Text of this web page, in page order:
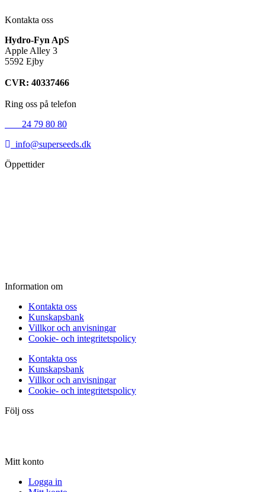
Kontakta oss
Hydro-Fyn ApS
Apple Alley 3
5592 Ejby
CVR: 40337466
Ring oss på telefon
24 79 80 80
info@superseeds.dk
Öppettider
Information om
Kontakta oss
Kunskapsbank
Villkor och anvisningar
Cookie- och integritetspolicy
Kontakta oss
Kunskapsbank
Villkor och anvisningar
Cookie- och integritetspolicy
Följ oss
Mitt konto
Logga in